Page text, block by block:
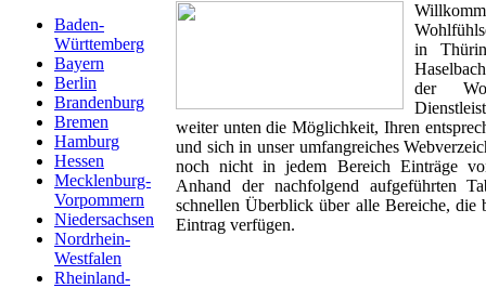
Baden-
Württemberg
Bayern
Berlin
Brandenburg
Bremen
Hamburg
Hessen
Mecklenburg-
Vorpommern
Niedersachsen
Nordrhein-
Westfalen
Rheinland-
in
der
weiter unten die Möglichkeit, Ihren
und sich in unser umfangreiches
noch nicht in jedem Bereich Einträge
Anhand der nachfolgend aufgeführten
schnellen Überblick über alle Bereiche, die
Eintrag verfügen.